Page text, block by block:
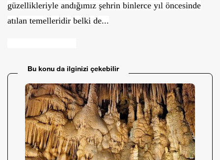
güzellikleriyle andığımız şehrin binlerce yıl öncesinde
atılan temelleridir belki de...
Bu konu da ilginizi çekebilir